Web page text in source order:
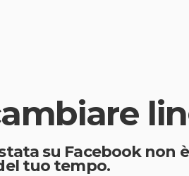
su Facebook non
tuo tempo.